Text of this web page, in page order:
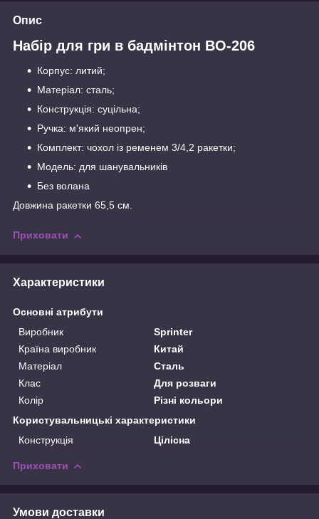
Опис
Набір для гри в бадмінтон BO-206
Корпус: литий;
Матеріал: сталь;
Конструкція: суцільна;
Ручка: м'який неопрен;
Комплект: чохол із ременем 3/4,2 ракетки;
Модель: для шанувальників
Без волана
Довжина ракетки 65,5 см.
Приховати
Характеристики
Основні атрибути
Виробник
Sprinter
Країна виробник
Китай
Матеріал
Сталь
Клас
Для розваги
Колір
Різні кольори
Користувальницькі характеристики
Конструкція
Цілісна
Приховати
Умови доставки